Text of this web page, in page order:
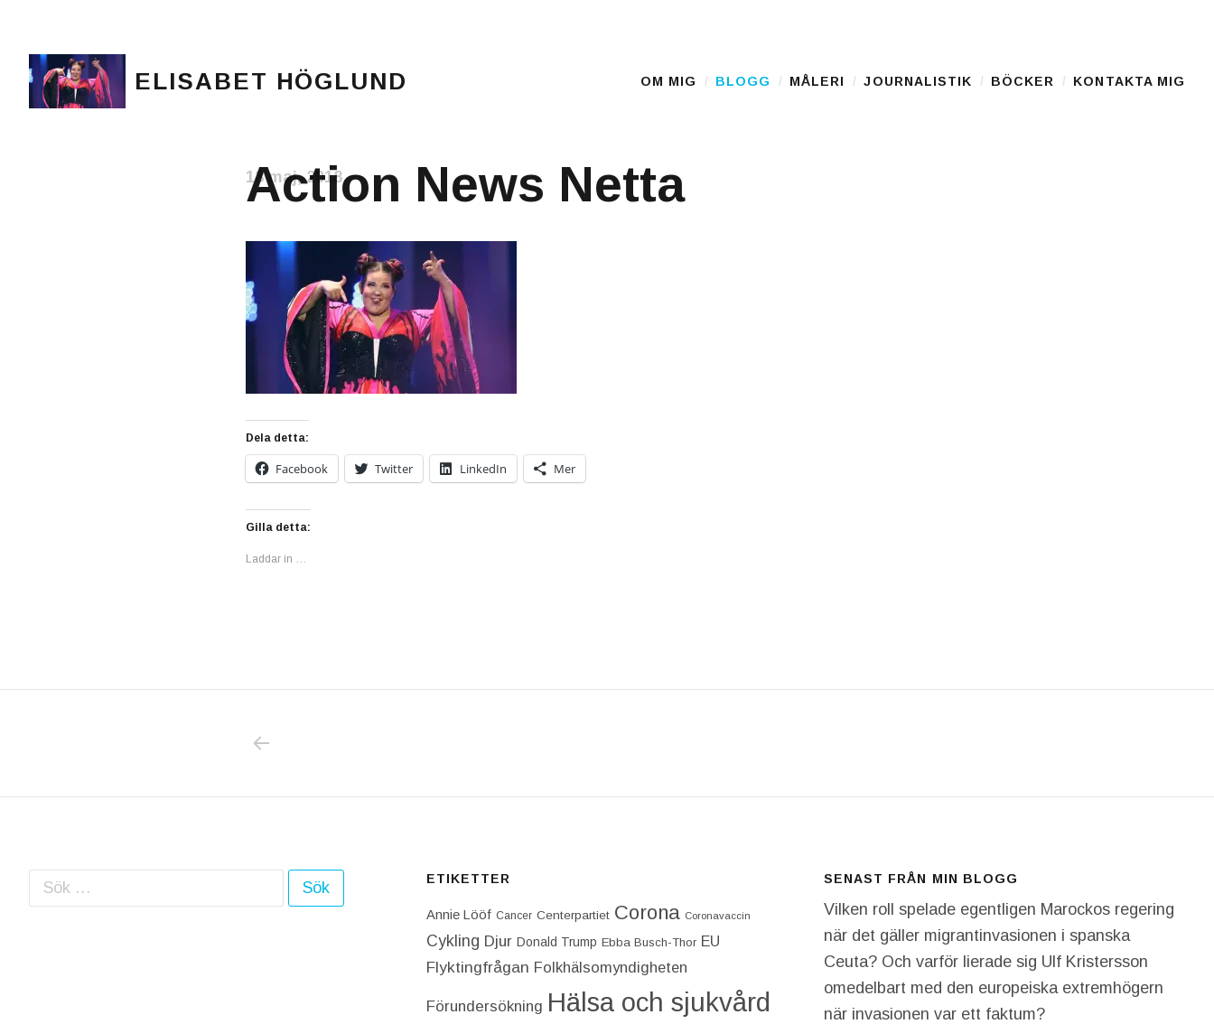
ELISABET HÖGLUND Main Menu
OM MIG BLOGG MÅLERI JOURNALISTIK BÖCKER KONTAKTA MIG
Action News Netta
13 maj, 2018
Dela detta:
Facebook Twitter LinkedIn Mer
Gilla detta:
Laddar in …
Sök efter: ETIKETTER
Annie Lööf Cancer Centerpartiet‎ Corona Coronavaccin
Cykling Djur Donald Trump Ebba Busch-Thor EU
Flyktingfrågan Folkhälsomyndigheten
Förundersökning Hälsa och sjukvård
SENAST FRÅN MIN BLOGG
Vilken roll spelade egentligen Marockos regering
när det gäller migrantinvasionen i spanska
Ceuta? Och varför lierade sig Ulf Kristersson
omedelbart med den europeiska extremhögern
när invasionen var ett faktum?